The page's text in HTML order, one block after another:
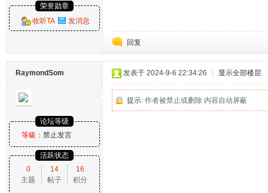
荣誉勋章
收听TA
发消息
回复
RaymondSom
论坛等级
等級： 禁止发言
活跃状态
0
主题
14
帖子
16
积分
发表于 2024-9-6 22:34:26 显示全部楼层
提示: 作者被禁止或删除 内容自动屏蔽